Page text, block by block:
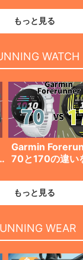
おすすめ8選【初
者・中級者・上
もっと見る
WATCH
Garmin
70と170の違い
もっと見る
WEAR